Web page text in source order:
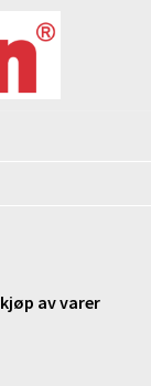
av varer